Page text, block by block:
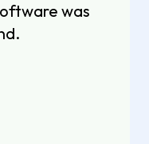
was